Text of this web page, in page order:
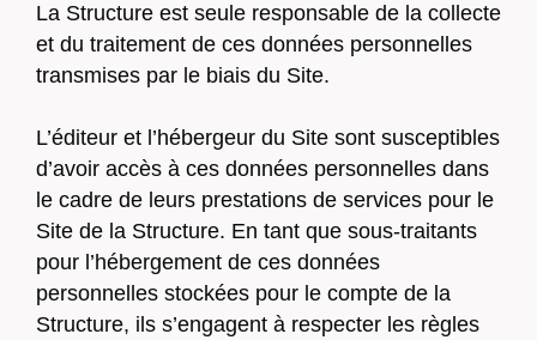
La Structure est seule responsable de la collecte
et du traitement de ces données personnelles
transmises par le biais du Site.
L’éditeur et l’hébergeur du Site sont susceptibles
d’avoir accès à ces données personnelles dans
le cadre de leurs prestations de services pour le
Site de la Structure. En tant que sous-traitants
pour l’hébergement de ces données
personnelles stockées pour le compte de la
Structure, ils s’engagent à respecter les règles